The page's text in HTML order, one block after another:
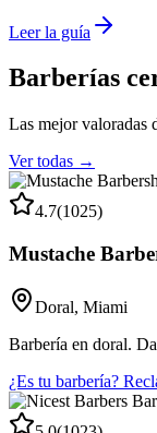
Leer la guía
Barberías
Las mejor valoradas
Ver todas →
4.7(1025)
Mustache
Doral, Miami
Barbería en doral.
¿Es tu barbería?